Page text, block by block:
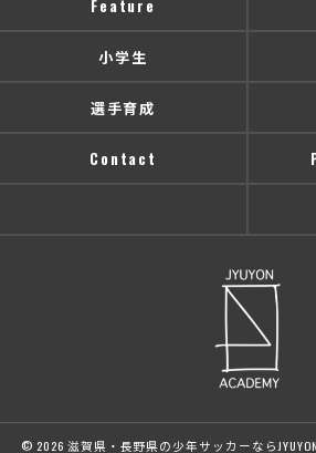
Feature
小学生
選手育成
Contact
© 2026 滋賀県・長野県の少年サッカーならJYUYON